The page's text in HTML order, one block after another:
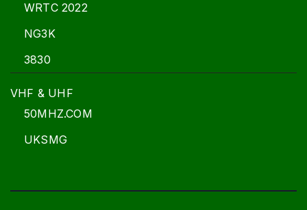
WRTC 2022
NG3K
3830
VHF & UHF
50MHZ.COM
UKSMG